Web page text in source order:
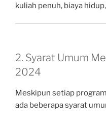
kuliah penuh, biaya
2. Syarat Umum
2024
Meskipun setiap
ada beberapa syarat